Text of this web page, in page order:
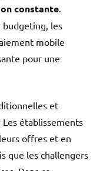
constante
budgeting, les
mobile
pour une
et
établissements
offres et en
que les challengers